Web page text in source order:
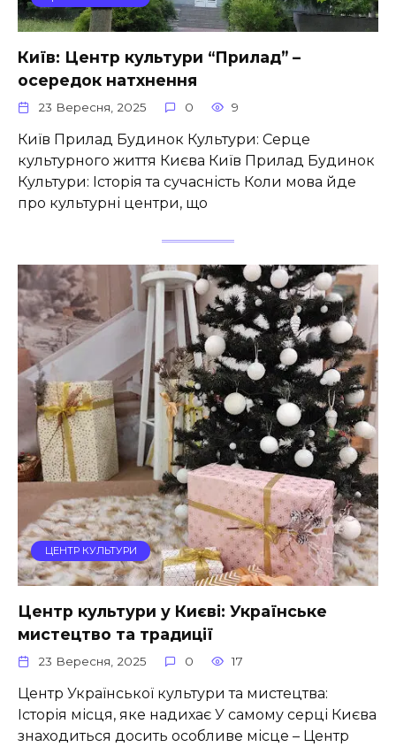
Київ: Центр культури “Прилад” –
осередок натхнення
23 Вересня, 2025 0 9
Київ Прилад Будинок Культури: Серце
культурного життя Києва Київ Прилад Будинок
Культури: Історія та сучасність Коли мова йде
про культурні центри, що
ЦЕНТР КУЛЬТУРИ
Центр культури у Києві: Українське
мистецтво та традиції
23 Вересня, 2025 0 17
Центр Української культури та мистецтва:
Історія місця, яке надихає У самому серці Києва
знаходиться досить особливе місце – Центр